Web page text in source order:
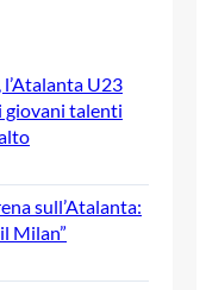
U23
giovani talenti
sull’Atalanta:
Milan”